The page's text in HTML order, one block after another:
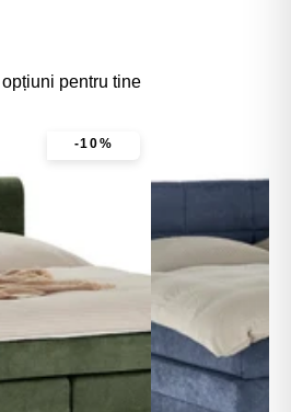
pentru tine
-10%